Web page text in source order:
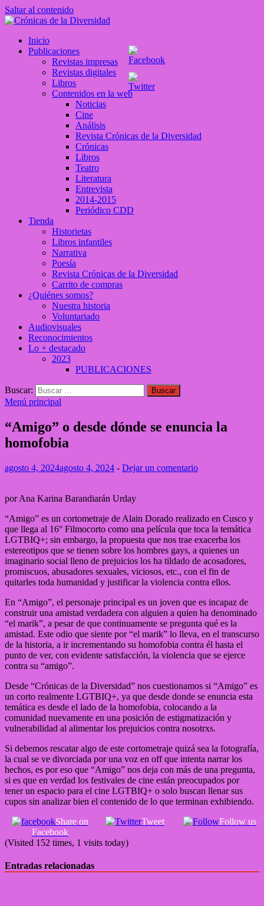
Saltar al contenido
Crónicas de la Diversidad
Plataforma de comunicaciones sobre temas de cultura LGTB+
Inicio
Publicaciones
Revistas impresas
Revistas digitales
Libros
Contenidos en la web
Noticias
Cine
Análisis
Revista Crónicas de la Diversidad
Crónicas
Libros
Teatro
Literatura
Entrevista
2014-2015
Periódico CDD
Tienda
Historietas
Libros infantiles
Narrativa
Poesía
Revista Crónicas de la Diversidad
Carrito de compras
¿Quiénes somos?
Nuestra historia
Voluntariado
Audiovisuales
Reconocimientos
Lo + destacado
2023
PUBLICACIONES
Buscar:
Menú principal
“Amigo” o desde dónde se enuncia la
homofobia
agosto 4, 2024agosto 4, 2024 - Dejar un comentario
por Ana Karina Barandiarán Urday
“Amigo” es un cortometraje de Alain Dorado realizado en Cusco y
que llega al 16° Filmocorto como una película que toca la temática
LGTBIQ+; sin embargo, la propuesta que nos trae exacerba los
estereotipos que se tienen sobre los hombres gays, a quienes un
imaginario social lleno de prejuicios los ha tildado de acosadores,
promiscuos, abusadores sexuales, viciosos, etc., con el fin de
quitarles toda humanidad y justificar la violencia contra ellos.
En “Amigo”, el personaje principal es un joven que es incapaz de
construir una amistad verdadera con alguien a quien ha denominado
“el marik”, a pesar de que continuamente se pregunta qué es la
amistad. Este odio que siente por “el marik” lo lleva, en el transcurso
de la historia, a ir incrementando su homofobia contra él hasta el
punto de ver, con evidente satisfacción, la violencia que se ejerce
contra su “amigo”.
Desde “Crónicas de la Diversidad” nos cuestionamos si “Amigo” es
un corto realmente LGTBIQ+, ya que desde donde se enuncia esta
temática es desde el lado de la homofobia, colocando a la
comunidad nuevamente en una posición de estigmatización y
vulnerabilidad al alimentar los prejuicios contra nosotrxs.
Si debemos rescatar algo de este cortometraje quizá sea la fotografía,
la cual se ve divorciada por una voz en off que intenta narrar los
hechos, es por eso que “Amigo” nos deja con más de una pregunta,
si es que en verdad los festivales de cine están preocupados por
tener un espacio para el cine LGTBIQ+ o solo buscan llenar sus
cupos sin analizar bien el contenido de lo que terminan exhibiendo.
Share on
Facebook
Tweet Follow us
(Visited 152 times, 1 visits today)
Entradas relacionadas